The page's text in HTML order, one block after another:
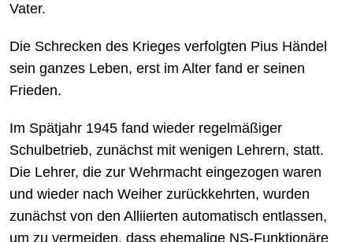
Vater.
Die Schrecken des Krieges verfolgten Pius Händel
sein ganzes Leben, erst im Alter fand er seinen
Frieden.
Im Spätjahr 1945 fand wieder regelmäßiger
Schulbetrieb, zunächst mit wenigen Lehrern, statt.
Die Lehrer, die zur Wehrmacht eingezogen waren
und wieder nach Weiher zurückkehrten, wurden
zunächst von den Alliierten automatisch entlassen,
um zu vermeiden, dass ehemalige NS-Funktionäre